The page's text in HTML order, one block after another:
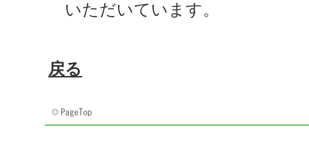
いただいています。
戻る